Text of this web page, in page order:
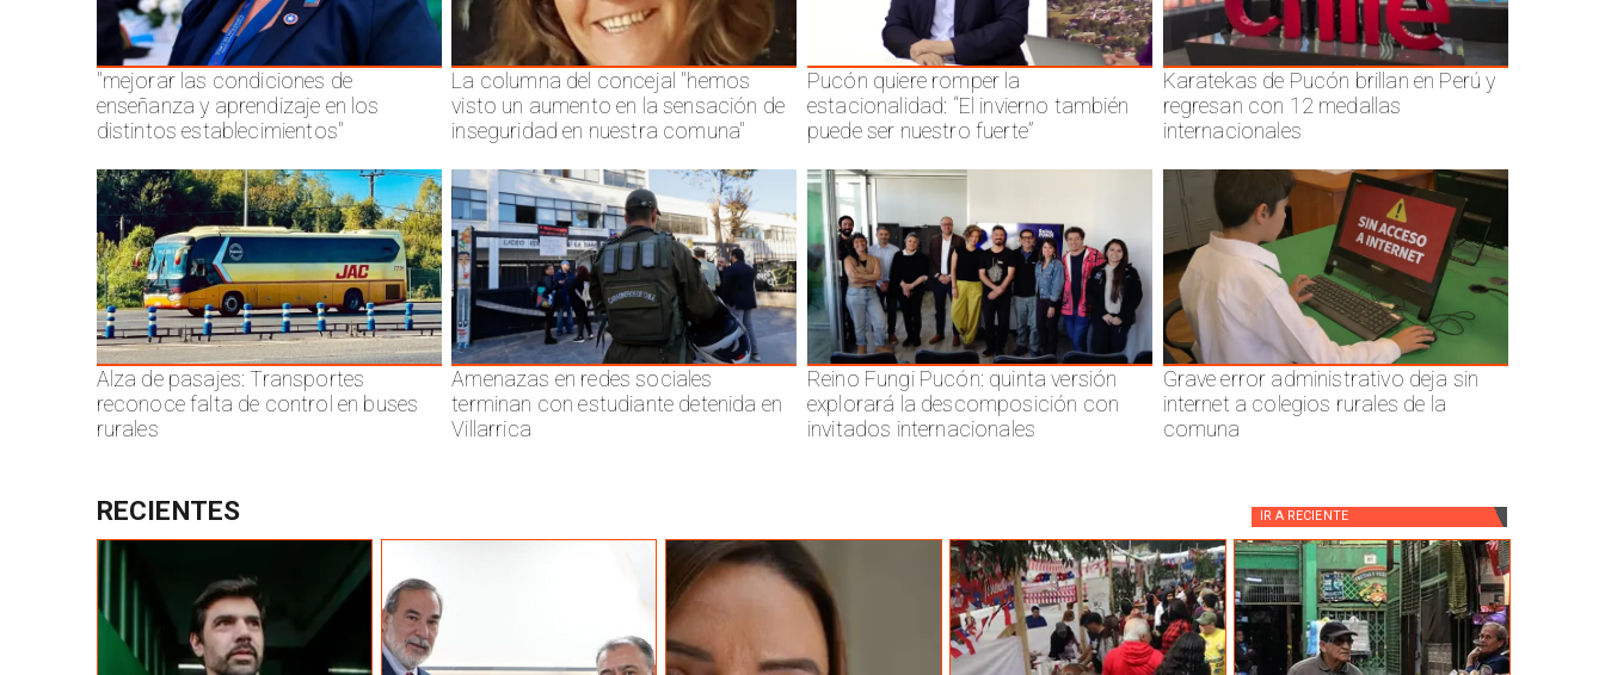
"mejorar las condiciones de
enseñanza y aprendizaje en los
distintos establecimientos"
La columna del concejal "hemos
visto un aumento en la sensación de
inseguridad en nuestra comuna"
Pucón quiere romper la
estacionalidad: “El invierno también
puede ser nuestro fuerte”
Karatekas de Pucón brillan en Perú y
regresan con 12 medallas
internacionales
Alza de pasajes: Transportes
reconoce falta de control en buses
rurales
Amenazas en redes sociales
terminan con estudiante detenida en
Villarrica
Reino Fungi Pucón: quinta versión
explorará la descomposición con
invitados internacionales
Grave error administrativo deja sin
internet a colegios rurales de la
comuna
RECIENTES IR A RECIENTE